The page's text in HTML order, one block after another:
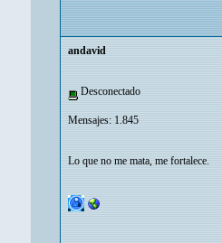
andavid
Desconectado
Mensajes: 1.845
Lo que no me mata, me fortalece.